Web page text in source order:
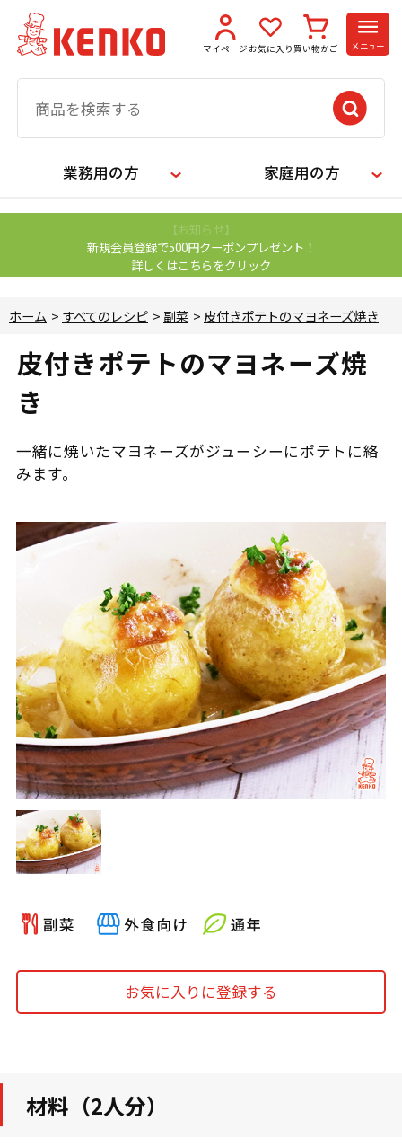
マイページ お気に入り 買い物かご メニュー
業務用の方 家庭用の方
【お知らせ】
新規会員登録で500円クーポンプレゼント！
詳しくはこちらをクリック
ホーム > すべてのレシピ > 副菜 > 皮付きポテトのマヨネーズ焼き
皮付きポテトのマヨネーズ焼
き
一緒に焼いたマヨネーズがジューシーにポテトに絡
みます。
お気に入りに登録する
材料（2人分）